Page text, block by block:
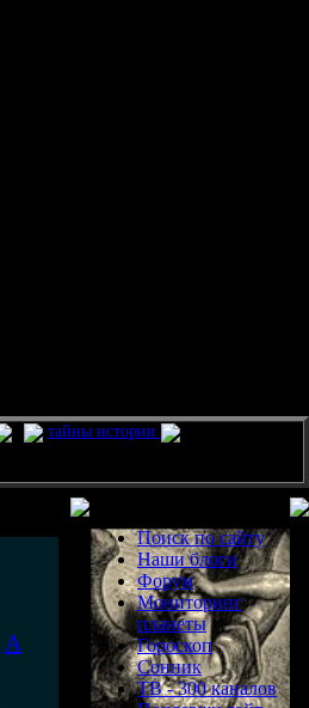
тайны истории
A
Поиск по сайту
Наши блоги
Форум
Мониторинг
планеты
Гороскоп
Сонник
ТВ - 300 каналов